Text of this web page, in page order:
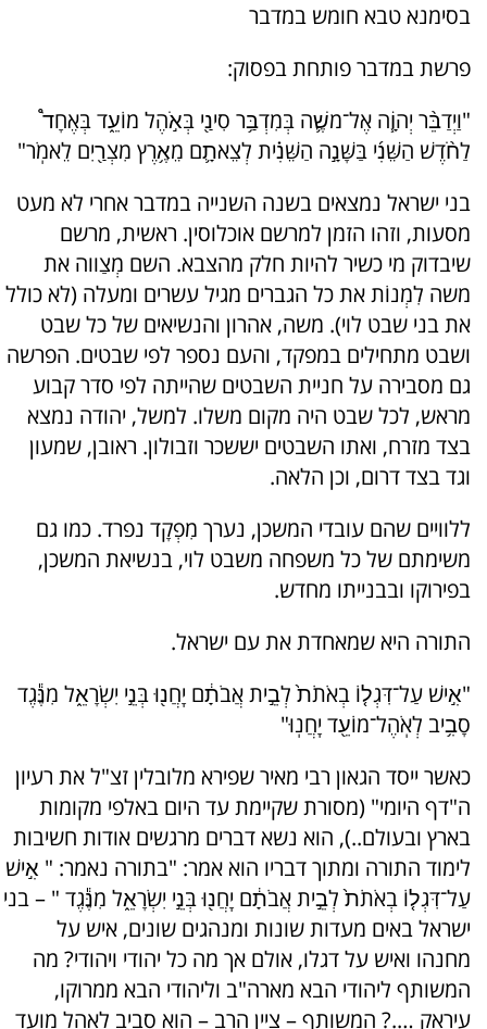
בסימנא טבא חומש במדבר
פרשת במדבר פותחת בפסוק:
"וַיְדַבֵּ֨ר יְהוָֹ֧ה אֶל־משֶׁ֛ה בְּמִדְבַּ֥ר סִינַ֖י בְּאֹ֣הֶל מוֹעֵ֑ד בְּאֶחָד֩
לַחֹ֨דֶשׁ הַשֵּׁנִ֜י בַּשָּׁנָ֣ה הַשֵּׁנִ֗ית לְצֵאתָ֛ם מֵאֶ֥רֶץ מִצְרַ֖יִם לֵאמֹֽר"
בני ישראל נמצאים בשנה השנייה במדבר אחרי לא מעט
מסעות, וזהו הזמן למרשם אוכלוסין. ראשית, מרשם
שיבדוק מי כשיר להיות חלק מהצבא. השם מְצַווה את
משה לִמְנוֹת את כל הגברים מגיל עשרים ומעלה (לא כולל
את בני שבט לוי). משה, אהרון והנשיאים של כל שבט
ושבט מתחילים במפקד, והעם נספר לפי שבטים. הפרשה
גם מסבירה על חניית השבטים שהייתה לפי סדר קבוע
מראש, לכל שבט היה מקום משלו. למשל, יהודה נמצא
בצד מזרח, ואתו השבטים יששכר וזבולון. ראובן, שמעון
וגד בצד דרום, וכן הלאה.
ללוויים שהם עובדי המשכן, נערך מִפְקָד נפרד. כמו גם
משימתם של כל משפחה משבט לוי, בנשיאת המשכן,
בפירוקו ובבנייתו מחדש.
התורה היא שמאחדת את עם ישראל.
"אִ֣ישׁ עַל־דִּגְל֤וֹ בְאֹתֹת֙ לְבֵ֣ית אֲבֹתָ֔ם יַֽחֲנ֖וּ בְּנֵ֣י יִשְׂרָאֵ֑ל מִנֶּ֕גֶד
סָבִ֥יב לְאֹֽהֶל־מוֹעֵ֖ד יַֽחֲנֽוּ"
כאשר ייסד הגאון רבי מאיר שפירא מלובלין זצ"ל את רעיון
ה"דף היומי" (מסורת שקיימת עד היום באלפי מקומות
בארץ ובעולם..), הוא נשא דברים מרגשים אודות חשיבות
לימוד התורה ומתוך דבריו הוא אמר: "בתורה נאמר: " אִ֣ישׁ
עַל־דִּגְל֤וֹ בְאֹתֹת֙ לְבֵ֣ית אֲבֹתָ֔ם יַֽחֲנ֖וּ בְּנֵ֣י יִשְׂרָאֵ֑ל מִנֶּ֕גֶד " – בני
ישראל באים מעדות שונות ומנהגים שונים, איש על
מחנהו ואיש על דגלו, אולם אך מה כל יהודי ויהודי? מה
המשותף ליהודי הבא מארה"ב וליהודי הבא ממרוקו,
עיראק ….? המשותף – ציין הרב – הוא סביב לאהל מועד